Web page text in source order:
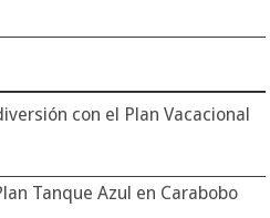
con el Plan Vacacional
Tanque Azul en Carabobo